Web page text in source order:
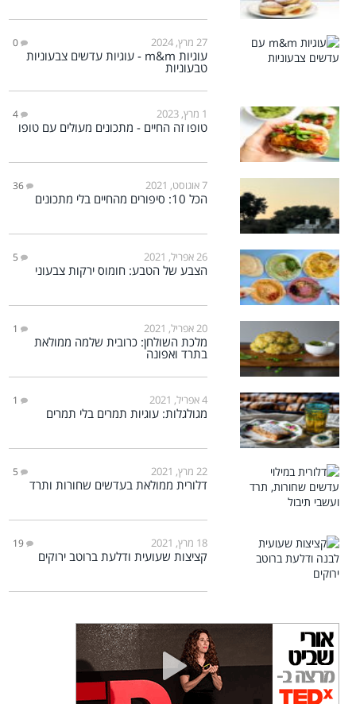
27 מרץ, 2024 0
עוגיות m&m - עוגיות עדשים צבעוניות
טבעוניות
1 מרץ, 2023 4
טופו זה החיים - מתכונים מעולים עם טופו
7 אוגוסט, 2021 36
הכל 10: סיפורים מהחיים בלי מתכונים
26 אפריל, 2021 5
הצבע של הטבע: חומוס ירקות צבעוני
20 אפריל, 2021 1
מלכת השולחן: כרובית שלמה ממולאת
בתרד ואפונה
4 אפריל, 2021 1
מגולגלות: עוגיות תמרים בלי תמרים
22 מרץ, 2021 5
דלורית ממולאת בעדשים שחורות ותרד
18 מרץ, 2021 19
קציצות שעועית ודלעת ברוטב ירוקים